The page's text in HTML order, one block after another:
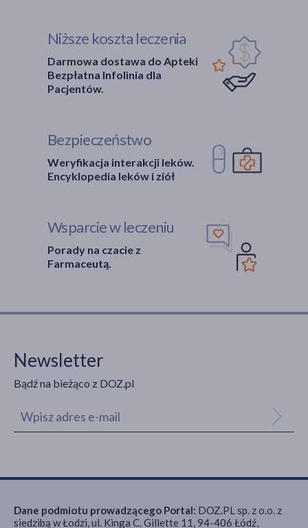
Niższe koszta leczenia
Darmowa dostawa do Apteki
Bezpłatna Infolinia dla
Pacjentów.
Bezpieczeństwo
Weryfikacja interakcji leków.
Encyklopedia leków i ziół
Wsparcie w leczeniu
Porady na czacie z
Farmaceutą.
Newsletter
Bądź na bieżąco z DOZ.pl
Dane podmiotu prowadzącego Portal: DOZ.PL sp. z o.o. z
siedzibą w Łodzi, ul. Kinga C. Gillette 11, 94-406 Łódź,